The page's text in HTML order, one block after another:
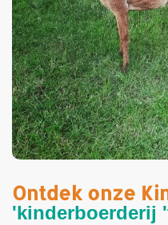
Ontdek onze
'kinderboerderij